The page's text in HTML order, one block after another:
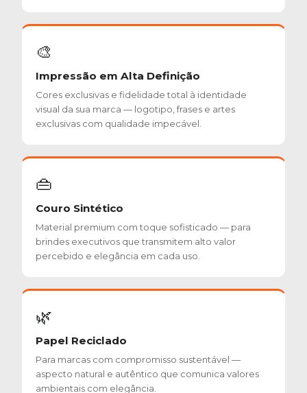
🎨
Impressão em Alta Definição
Cores exclusivas e fidelidade total à identidade
visual da sua marca — logotipo, frases e artes
exclusivas com qualidade impecável.
👜
Couro Sintético
Material premium com toque sofisticado — para
brindes executivos que transmitem alto valor
percebido e elegância em cada uso.
🌿
Papel Reciclado
Para marcas com compromisso sustentável —
aspecto natural e autêntico que comunica valores
ambientais com elegância.